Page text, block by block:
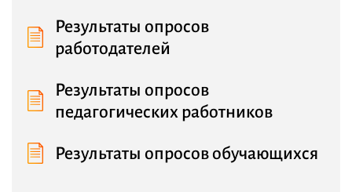
Результаты опросов
работодателей
Результаты опросов
педагогических работников
Результаты опросов обучающихся